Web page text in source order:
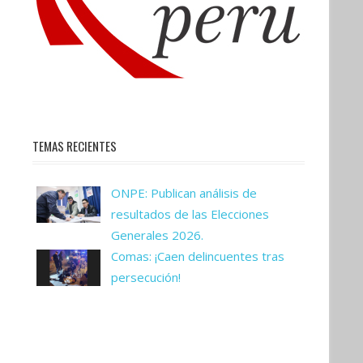
TEMAS RECIENTES
ONPE: Publican análisis de
resultados de las Elecciones
Generales 2026.
Comas: ¡Caen delincuentes tras
persecución!